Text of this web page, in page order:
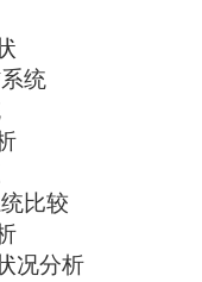
统
比较
况分析